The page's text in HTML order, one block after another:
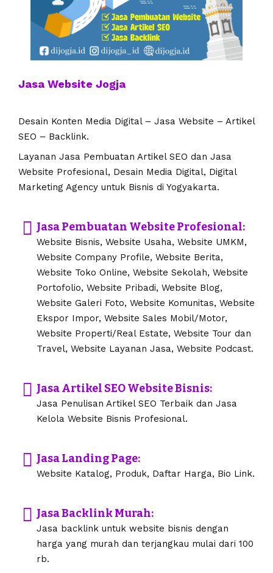
Jasa Website Jogja
Desain Konten Media Digital – Jasa Website – Artikel
SEO – Backlink.
Layanan Jasa Pembuatan Artikel SEO dan Jasa
Website Profesional, Desain Media Digital, Digital
Marketing Agency untuk Bisnis di Yogyakarta.
Jasa Pembuatan Website Profesional:
Website Bisnis, Website Usaha, Website UMKM,
Website Company Profile, Website Berita,
Website Toko Online, Website Sekolah, Website
Portofolio, Website Pribadi, Website Blog,
Website Galeri Foto, Website Komunitas, Website
Ekspor Impor, Website Sales Mobil/Motor,
Website Properti/Real Estate, Website Tour dan
Travel, Website Layanan Jasa, Website Podcast.
Jasa Artikel SEO Website Bisnis:
Jasa Penulisan Artikel SEO Terbaik dan Jasa
Kelola Website Bisnis Profesional.
Jasa Landing Page:
Website Katalog, Produk, Daftar Harga, Bio Link.
Jasa Backlink Murah:
Jasa backlink untuk website bisnis dengan
harga yang murah dan terjangkau mulai dari 100
rb.